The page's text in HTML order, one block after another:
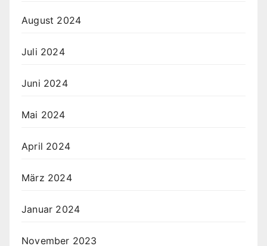
August 2024
Juli 2024
Juni 2024
Mai 2024
April 2024
März 2024
Januar 2024
November 2023